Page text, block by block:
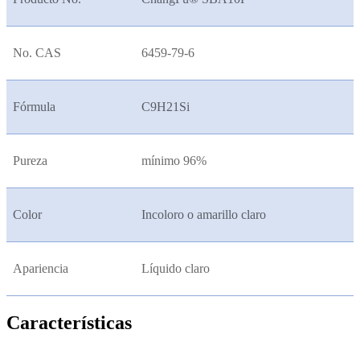
No. CAS 6459-79-6
Fórmula C9H21Si
Pureza mínimo 96%
Color Incoloro o amarillo claro
Apariencia Líquido claro
Características